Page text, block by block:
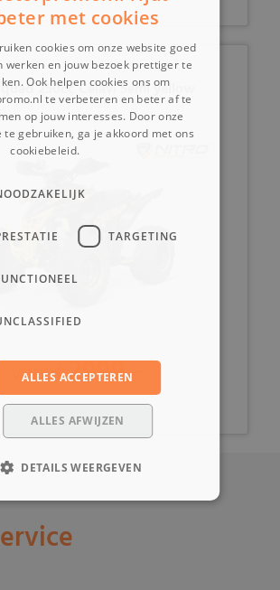
250cc Celavi Semi yellow
vanaf2999,-
met cookies
cookies om onze website goed
werken en jouw bezoek prettiger te
Ook helpen cookies ons om
te verbeteren en beter af te
op jouw interesses. Door onze
te gebruiken, ga je akkoord met ons
cookiebeleid.
TARGETING
ALLES ACCEPTEREN
ALLES AFWIJZEN
DETAILS WEERGEVEN